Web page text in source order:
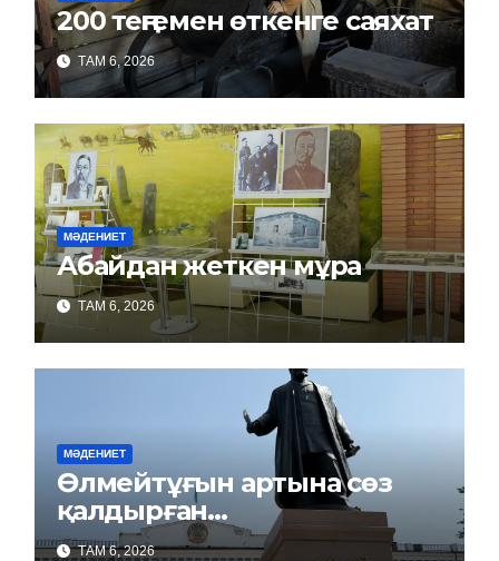
200 теңгемен өткенге саяхат
ТАМ 6, 2026
МӘДЕНИЕТ
Абайдан жеткен мұра
ТАМ 6, 2026
МӘДЕНИЕТ
Өлмейтұғын артына сөз
қалдырған…
ТАМ 6, 2026